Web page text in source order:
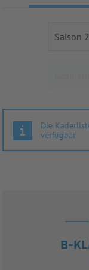
Die
verfügbar.
B-